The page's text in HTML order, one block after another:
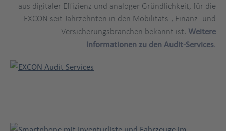
aus digitaler Effizienz und analoger Gründlichkeit, für die
EXCON seit Jahrzehnten in den Mobilitäts-, Finanz- und
Versicherungsbranchen bekannt ist. Weitere
Informationen zu den Audit-Services.